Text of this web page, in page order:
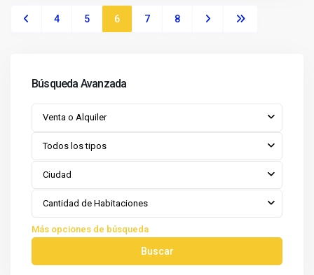
4 5 6 7 8
Búsqueda Avanzada
Venta o Alquiler
Todos los tipos
Ciudad
Cantidad de Habitaciones
Más opciones de búsqueda
Buscar